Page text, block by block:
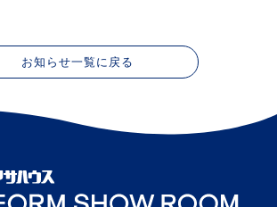
お知らせ一覧に戻る